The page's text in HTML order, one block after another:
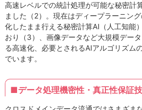
高速レベルでの統計処理が可能な秘密計
ました（2）。現在はディープラーニン
化したまま行える秘密計算AI（人工知能
おり（3）、画像データなど大規模デー
る高速化、必要とされるAIアルゴリズム
でいます。
■データ処理機密性・真正性保証